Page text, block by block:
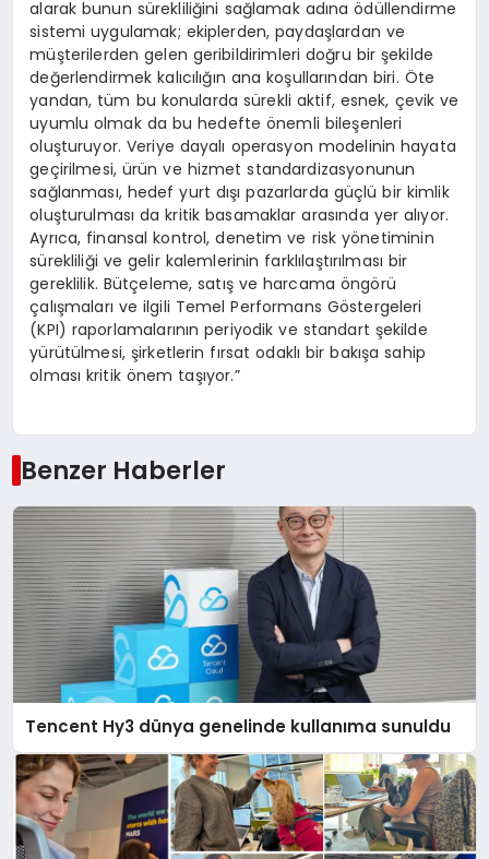
alarak bunun sürekliliğini sağlamak adına ödüllendirme
sistemi uygulamak; ekiplerden, paydaşlardan ve
müşterilerden gelen geribildirimleri doğru bir şekilde
değerlendirmek kalıcılığın ana koşullarından biri. Öte
yandan, tüm bu konularda sürekli aktif, esnek, çevik ve
uyumlu olmak da bu hedefte önemli bileşenleri
oluşturuyor. Veriye dayalı operasyon modelinin hayata
geçirilmesi, ürün ve hizmet standardizasyonunun
sağlanması, hedef yurt dışı pazarlarda güçlü bir kimlik
oluşturulması da kritik basamaklar arasında yer alıyor.
Ayrıca, finansal kontrol, denetim ve risk yönetiminin
sürekliliği ve gelir kalemlerinin farklılaştırılması bir
gereklilik. Bütçeleme, satış ve harcama öngörü
çalışmaları ve ilgili Temel Performans Göstergeleri
(KPI) raporlamalarının periyodik ve standart şekilde
yürütülmesi, şirketlerin fırsat odaklı bir bakışa sahip
olması kritik önem taşıyor.”
Benzer Haberler
Tencent Hy3 dünya genelinde kullanıma sunuldu